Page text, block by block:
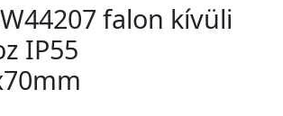
falon kívüli
IP55